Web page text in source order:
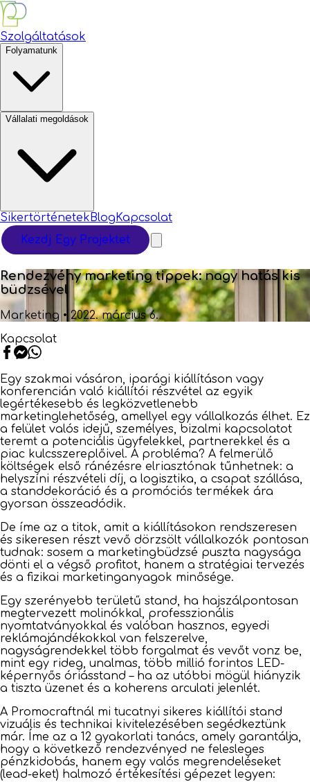
Szolgáltatások
Folyamatunk
Vállalati megoldások
Sikertörténetek BlogKapcsolat
Kezdj Egy Projektet
Rendezvény marketing tippek: nagy hatás kis
büdzsével
Marketing • 2022. március 6.
Kapcsolat
Egy szakmai vásáron, iparági kiállításon vagy
konferencián való kiállítói részvétel az egyik
legértékesebb és legközvetlenebb
marketinglehetőség, amellyel egy vállalkozás élhet. Ez
a felület valós idejű, személyes, bizalmi kapcsolatot
teremt a potenciális ügyfelekkel, partnerekkel és a
piac kulcsszereplőivel. A probléma? A felmerülő
költségek első ránézésre elriasztónak tűnhetnek: a
helyszíni részvételi díj, a logisztika, a csapat szállása,
a standdekoráció és a promóciós termékek ára
gyorsan összeadódik.
De íme az a titok, amit a kiállításokon rendszeresen
és sikeresen részt vevő dörzsölt vállalkozók pontosan
tudnak: sosem a marketingbüdzsé puszta nagysága
dönti el a végső profitot, hanem a stratégiai tervezés
és a fizikai marketinganyagok minősége.
Egy szerényebb területű stand, ha hajszálpontosan
megtervezett molinókkal, professzionális
nyomtatványokkal és valóban hasznos, egyedi
reklámajándékokkal van felszerelve,
nagyságrendekkel több forgalmat és vevőt vonz be,
mint egy rideg, unalmas, több millió forintos LED-
képernyős óriásstand – ha az utóbbi mögül hiányzik
a tiszta üzenet és a koherens arculati jelenlét.
A Promocraftnál mi tucatnyi sikeres kiállítói stand
vizuális és technikai kivitelezésében segédkeztünk
már. Íme az a 12 gyakorlati tanács, amely garantálja,
hogy a következő rendezvényed ne felesleges
pénzkidobás, hanem egy valós megrendeléseket
(lead-eket) halmozó értékesítési gépezet legyen: